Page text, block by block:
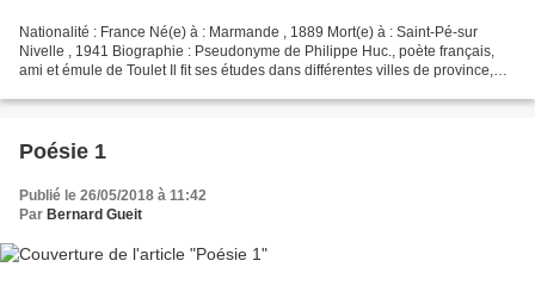
Nationalité : France Né(e) à : Marmande , 1889 Mort(e) à : Saint-Pé-sur
Nivelle , 1941 Biographie : Pseudonyme de Philippe Huc., poète français,
ami et émule de Toulet Il fit ses études dans différentes villes de province,
Poésie 1
Publié le 26/05/2018 à 11:42
Par Bernard Gueit